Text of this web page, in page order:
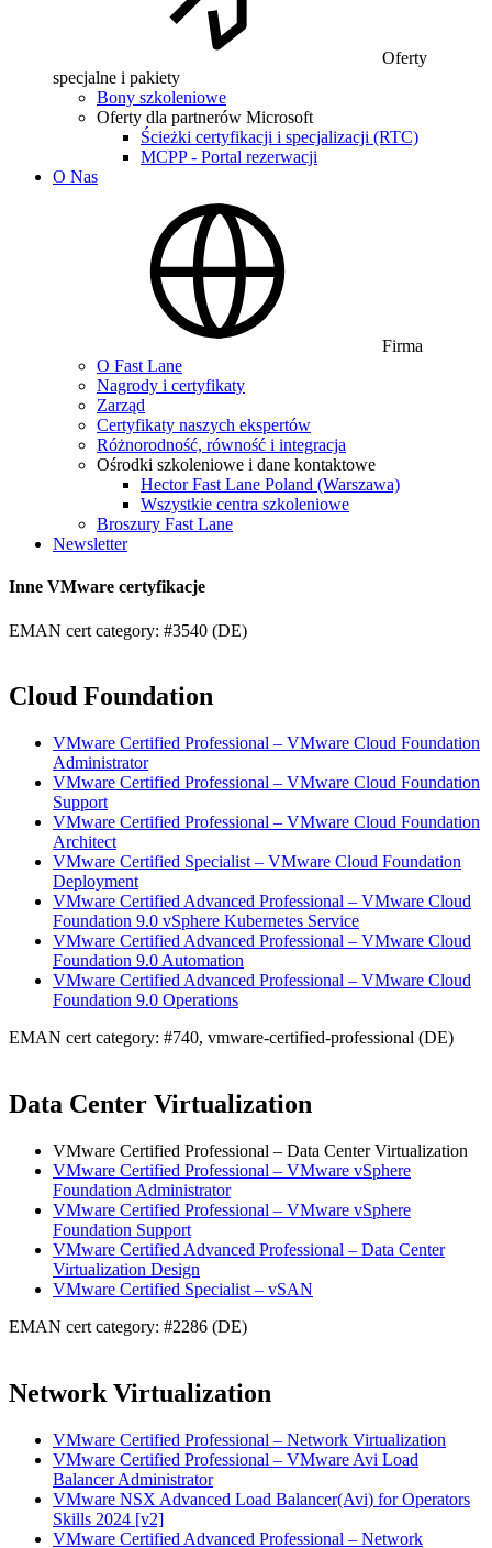
Oferty
specjalne i pakiety
Bony szkoleniowe
Oferty dla partnerów Microsoft
Ścieżki certyfikacji i specjalizacji (RTC)
MCPP - Portal rezerwacji
O Nas
Firma
O Fast Lane
Nagrody i certyfikaty
Zarząd
Certyfikaty naszych ekspertów
Różnorodność, równość i integracja
Ośrodki szkoleniowe i dane kontaktowe
Hector Fast Lane Poland (Warszawa)
Wszystkie centra szkoleniowe
Broszury Fast Lane
Newsletter
Inne VMware certyfikacje
EMAN cert category: #3540 (DE)
Cloud Foundation
VMware Certified Professional – VMware Cloud Foundation
Administrator
VMware Certified Professional – VMware Cloud Foundation
Support
VMware Certified Professional – VMware Cloud Foundation
Architect
VMware Certified Specialist – VMware Cloud Foundation
Deployment
VMware Certified Advanced Professional – VMware Cloud
Foundation 9.0 vSphere Kubernetes Service
VMware Certified Advanced Professional – VMware Cloud
Foundation 9.0 Automation
VMware Certified Advanced Professional – VMware Cloud
Foundation 9.0 Operations
EMAN cert category: #740, vmware-certified-professional (DE)
Data Center Virtualization
VMware Certified Professional – Data Center Virtualization
VMware Certified Professional – VMware vSphere
Foundation Administrator
VMware Certified Professional – VMware vSphere
Foundation Support
VMware Certified Advanced Professional – Data Center
Virtualization Design
VMware Certified Specialist – vSAN
EMAN cert category: #2286 (DE)
Network Virtualization
VMware Certified Professional – Network Virtualization
VMware Certified Professional – VMware Avi Load
Balancer Administrator
VMware NSX Advanced Load Balancer(Avi) for Operators
Skills 2024 [v2]
VMware Certified Advanced Professional – Network